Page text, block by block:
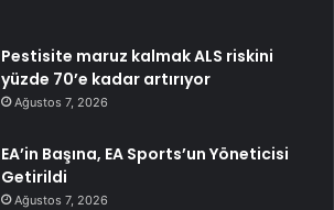
Pestisite maruz kalmak ALS riskini
yüzde 70’e kadar artırıyor
Ağustos 7, 2026
EA’in Başına, EA Sports’un Yöneticisi
Getirildi
Ağustos 7, 2026